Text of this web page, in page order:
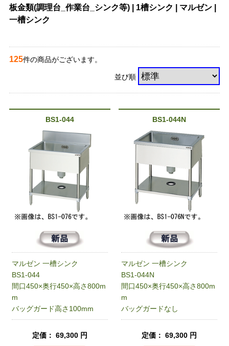
板金類(調理台_作業台_シンク等) | 1槽シンク | マルゼン |
一槽シンク
125件の商品がございます。
並び順
BS1-044
マルゼン 一槽シンク
BS1-044
間口450×奥行450×高さ800m
m
バッグガード高さ100mm
定価： 69,300 円
BS1-044N
マルゼン 一槽シンク
BS1-044N
間口450×奥行450×高さ800m
m
バッグガードなし
定価： 69,300 円